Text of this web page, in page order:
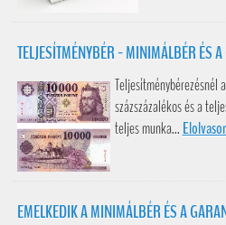
TELJESÍTMÉNYBÉR - MINIMÁLBÉR ÉS
Teljesítménybérezésnél
százszázalékos és a
teljes munka...
EMELKEDIK A MINIMÁLBÉR ÉS A